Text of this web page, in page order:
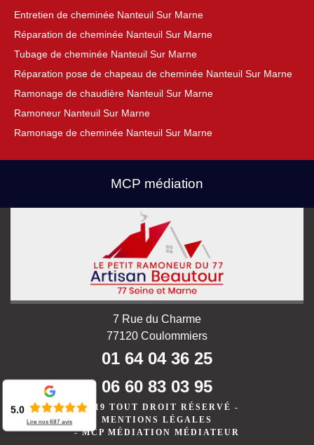
Entretien de cheminée Nanteuil Sur Marne
Réparation de cheminée Nanteuil Sur Marne
Tubage de cheminée Nanteuil Sur Marne
Réparation pose de chapeau de cheminée Nanteuil Sur Marne
Ramonage de chaudière Nanteuil Sur Marne
Ramoneur Nanteuil Sur Marne
Ramonage de cheminée Nanteuil Sur Marne
MCP médiation
7 Rue du Charme
77120 Coulommiers
01 64 04 36 25
06 60 83 03 95
©2019 TOUT DROIT RÉSERVÉ -
MENTIONS LÉGALES
-MCP MÉDIATION MÉDIATEUR
5.0
Lire nos687 avis